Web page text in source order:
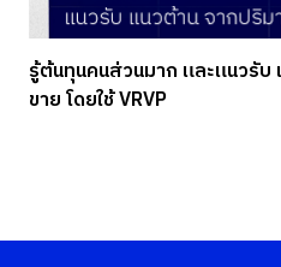
รู้ต้นทุนคนส่วนมาก และแนวรั
ขาย โดยใช้ VRVP